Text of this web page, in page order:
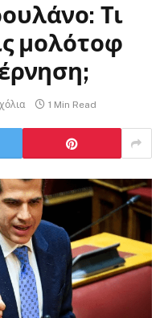
Τι
μολότοφ
1 Min Read